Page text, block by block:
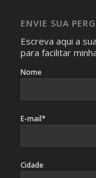
identificação da
ENVIE SUA
Escreva aqui a
para facilitar
Nome
E-mail*
Cidade